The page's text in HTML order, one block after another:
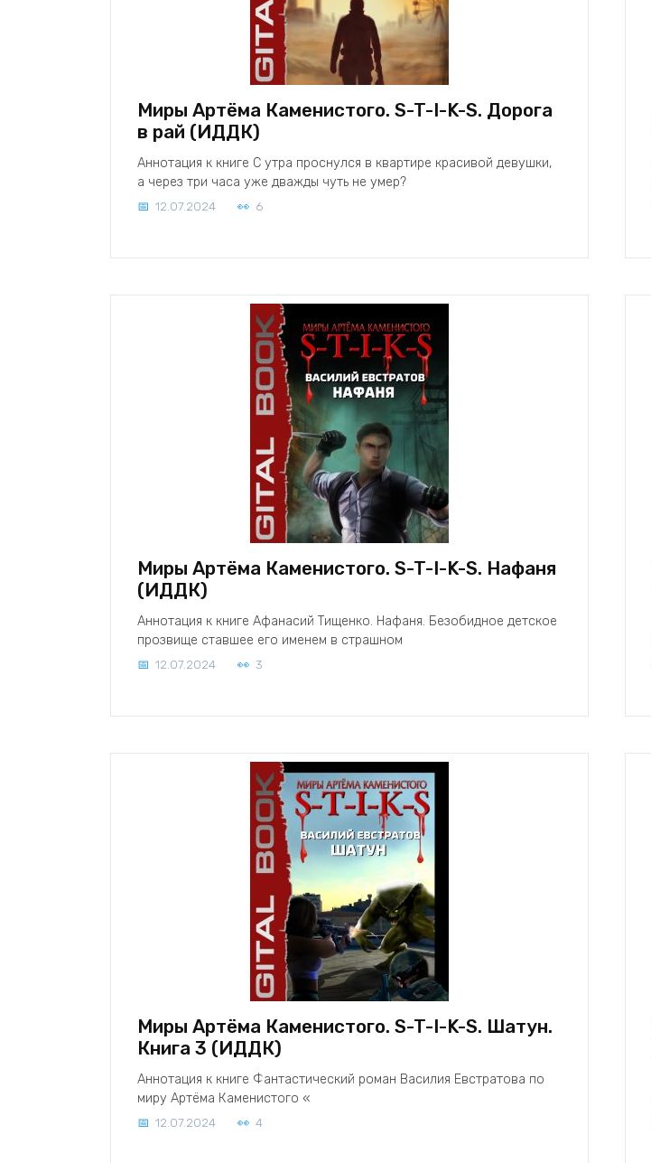
Миры Артёма Каменистого. S-T-I-K-S. Дорога
в рай (ИДДК)
Аннотация к книге С утра проснулся в квартире красивой девушки,
а через три часа уже дважды чуть не умер?
12.07.2024 6
Миры Артёма Каменистого. S-T-I-K-S. Нафаня
(ИДДК)
Аннотация к книге Афанасий Тищенко. Нафаня. Безобидное детское
прозвище ставшее его именем в страшном
12.07.2024 3
Миры Артёма Каменистого. S-T-I-K-S. Шатун.
Книга 3 (ИДДК)
Аннотация к книге Фантастический роман Василия Евстратова по
миру Артёма Каменистого «
12.07.2024 4